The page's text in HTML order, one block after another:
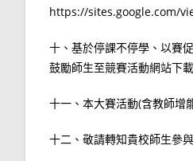
https://sites.google.com/
十、基於停課不停學、以賽
鼓勵師生至競賽活動網站下
十一、本大賽活動(含教師增
十二、敬請轉知貴校師生參